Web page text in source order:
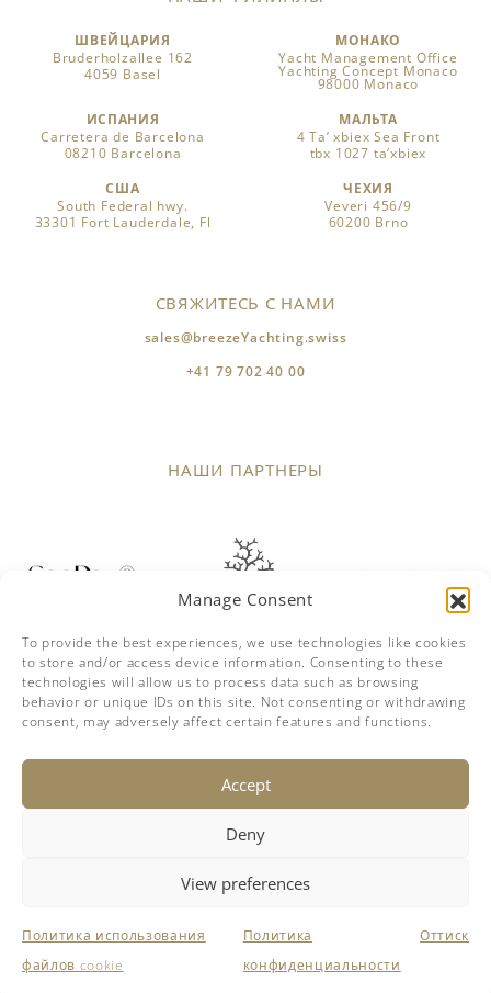
Manage Consent
To provide the best experiences, we use technologies like cookies
to store and/or access device information. Consenting to these
technologies will allow us to process data such as browsing
behavior or unique IDs on this site. Not consenting or withdrawing
consent, may adversely affect certain features and functions.
Accept
Deny
View preferences
Политика использования
файлов cookie
Политика
конфиденциальности
Оттиск
ШВЕЙЦАРИЯ
Bruderholzallee 162
4059 Basel
МОНАКО
Yacht Management Office
Yachting Concept Monaco
98000 Monaco
ИСПАНИЯ
Carretera de Barcelona
08210 Barcelona
МАЛЬТА
4 Ta’ xbiex Sea Front
tbx 1027 ta’xbiex
США
South Federal hwy.
33301 Fort Lauderdale, Fl
ЧЕХИЯ
Veveri 456/9
60200 Brno
СВЯЖИТЕСЬ С НАМИ
sales@breezeYachting.swiss
+41 79 702 40 00
НАШИ ПАРТНЕРЫ
ОТКАЗ ОТ ОТВЕТСТВЕННОСТИ
этом судне, но не может гарантировать точность этой информации или
гарантировать состояние судна. Покупатель должен поручить своим
продажи, изменения цены или отзыва без предварительного
уведомления.
того, этот сайт никоим образом не поддерживается Facebook.
Facebook является торговой маркой Facebook, Inc.